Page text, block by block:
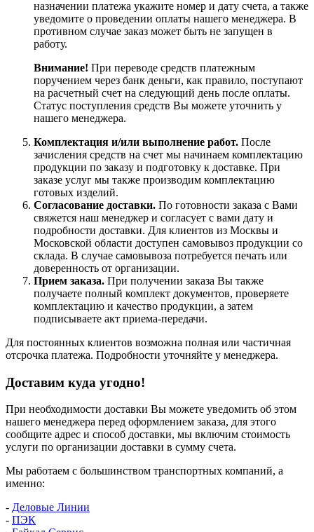
назначении платежа укажите номер и дату счета, а также
уведомите о проведении оплаты нашего менеджера. В
противном случае заказ может быть не запущен в
работу.
Внимание! При переводе средств платежным
поручением через банк деньги, как правило, поступают
на расчетный счет на следующий день после оплаты.
Статус поступления средств Вы можете уточнить у
нашего менеджера.
Комплектация и/или выполнение работ. После
зачисления средств на счет мы начинаем комплектацию
продукции по заказу и подготовку к доставке. При
заказе услуг мы также производим комплектацию
готовых изделий.
Согласование доставки. По готовности заказа с Вами
свяжется наш менеджер и согласует с вами дату и
подробности доставки. Для клиентов из Москвы и
Московской области доступен самовывоз продукции со
склада. В случае самовывоза потребуется печать или
доверенность от организации.
Прием заказа. При получении заказа Вы также
получаете полный комплект документов, проверяете
комплектацию и качество продукции, а затем
подписываете акт приема-передачи.
Для постоянных клиентов возможна полная или частичная
отсрочка платежа. Подробности уточняйте у менеджера.
Доставим куда угодно!
При необходимости доставки Вы можете уведомить об этом
нашего менеджера перед оформлением заказа, для этого
сообщите адрес и способ доставки, мы включим стоимость
услуги по организации доставки в сумму счета.
Мы работаем с большинством транспортных компаний, а
именно:
- Деловые Линии
- ПЭК